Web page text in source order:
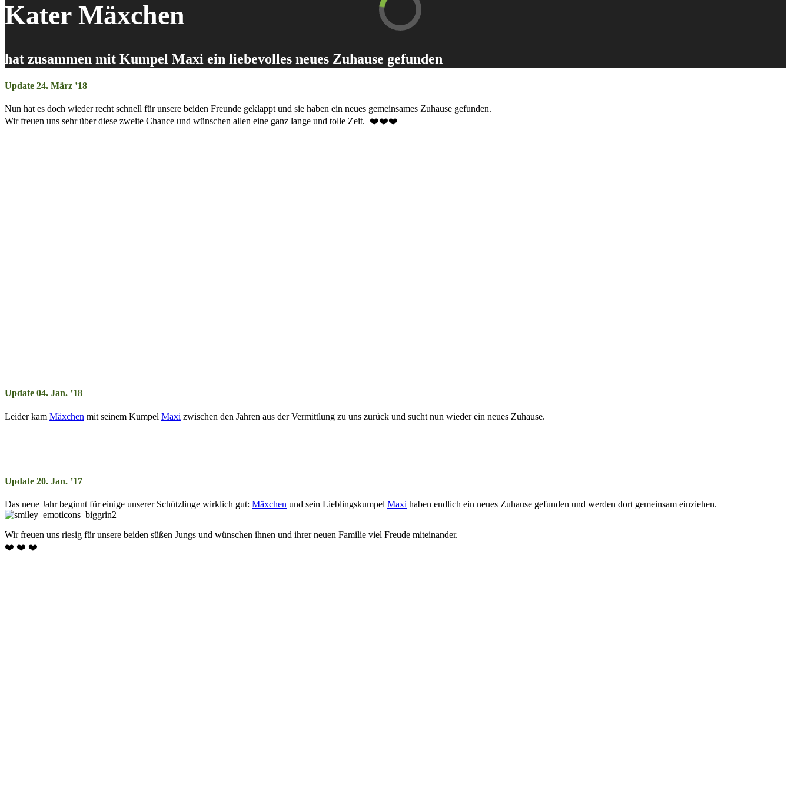
Kater Mäxchen
hat zusammen mit Kumpel Maxi ein liebevolles neues Zuhause gefunden
Update 24. März ’18
Nun hat es doch wieder recht schnell für unsere beiden Freunde geklappt und sie haben ein neues gemeinsames Zuhause gefunden.
Wir freuen uns sehr über diese zweite Chance und wünschen allen eine ganz lange und tolle Zeit. ❤️❤️❤️
Update 04. Jan. ’18
Leider kam Mäxchen mit seinem Kumpel Maxi zwischen den Jahren aus der Vermittlung zu uns zurück und sucht nun wieder ein neues Zuhause.
Update 20. Jan. ’17
Das neue Jahr beginnt für ei­ni­ge un­ser­er Schütz­lin­ge wirk­lich gut: Mäx­chen und sein Lieb­lings­kum­pel Maxi haben end­lich ein neu­es Zu­hau­se ge­fun­den und wer­den dort ge­mein­sam ein­zieh­en.
Wir freuen uns rie­sig für un­se­re bei­den süß­en Jungs und wün­schen ihn­en und ihr­er neu­en Fa­mil­ie viel Freu­de mit­ein­an­der.
❤️ ❤️ ❤️